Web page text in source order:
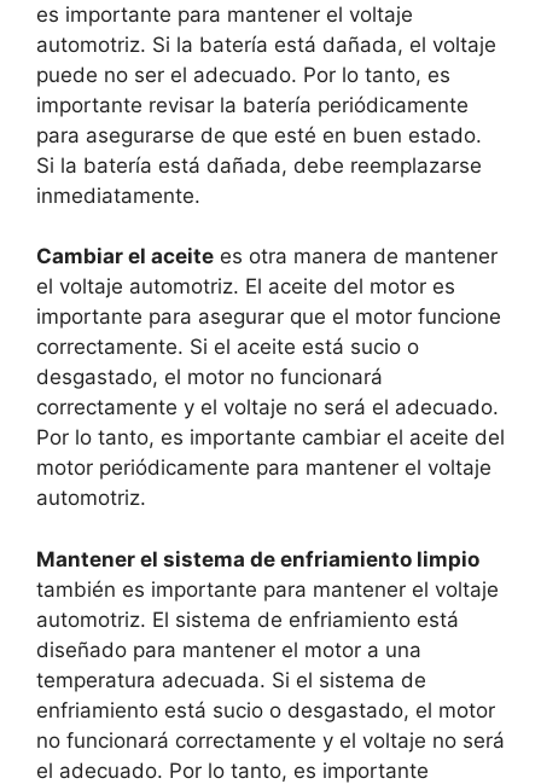
es importante para mantener el voltaje
automotriz. Si la batería está dañada, el voltaje
puede no ser el adecuado. Por lo tanto, es
importante revisar la batería periódicamente
para asegurarse de que esté en buen estado.
Si la batería está dañada, debe reemplazarse
inmediatamente.
Cambiar el aceite es otra manera de mantener
el voltaje automotriz. El aceite del motor es
importante para asegurar que el motor funcione
correctamente. Si el aceite está sucio o
desgastado, el motor no funcionará
correctamente y el voltaje no será el adecuado.
Por lo tanto, es importante cambiar el aceite del
motor periódicamente para mantener el voltaje
automotriz.
Mantener el sistema de enfriamiento limpio
también es importante para mantener el voltaje
automotriz. El sistema de enfriamiento está
diseñado para mantener el motor a una
temperatura adecuada. Si el sistema de
enfriamiento está sucio o desgastado, el motor
no funcionará correctamente y el voltaje no será
el adecuado. Por lo tanto, es importante